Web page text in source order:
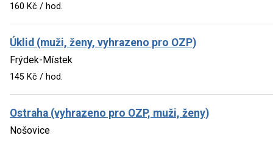
160 Kč / hod.
Úklid (muži, ženy, vyhrazeno pro OZP)
Frýdek-Místek
145 Kč / hod.
Ostraha (vyhrazeno pro OZP, muži, ženy)
Nošovice